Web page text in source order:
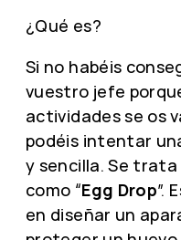
¿Qué es?
Si no habéis
vuestro jefe
actividades se os
podéis intentar
y sencilla. Se
como “Egg Drop”.
en diseñar un